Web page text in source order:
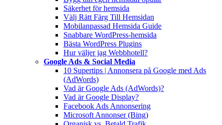
Säkerhet för hemsida
Välj Rätt Färg Till Hemsidan
Mobilanpassad Hemsida Guide
Snabbare WordPress-hemsida
Bästa WordPress Plugins
Hur väljer jag Webbhotell?
Google Ads & Social Media
10 Supertips | Annonsera på Google med Ads
(AdWords)
Vad är Google Ads (AdWords)?
Vad är Google Display?
Facebook Ads Annonsering
Microsoft Annonser (Bing)